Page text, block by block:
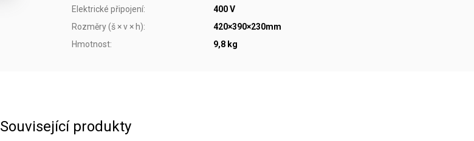
Elektrické připojení:
400 V
Rozměry (š × v × h):
420×390×230mm
Hmotnost: 9,8 kg
Související produkty